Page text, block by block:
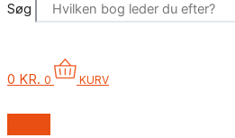
Søg
0 KR. 0 KURV